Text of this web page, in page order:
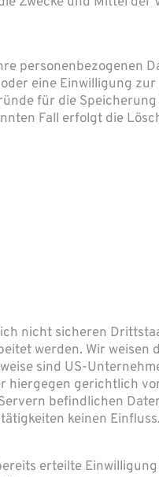
personenbezogenen
eine Einwilligung zur
für die
Fall erfolgt die
nicht sicheren
werden. Wir weisen
sind US-
hiergegen gerichtlich
befindlichen
keinen Einfluss.
erteilte